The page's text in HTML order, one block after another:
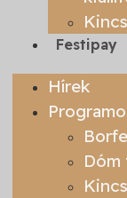
Festipay
Hírek
Dóm